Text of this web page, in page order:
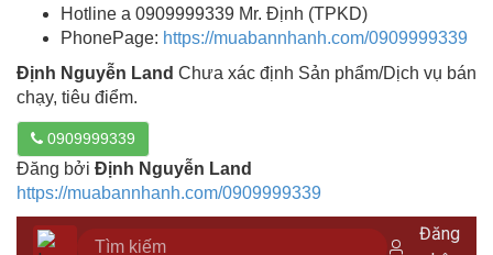
Hotline a 0909999339 Mr. Định (TPKD)
PhonePage: https://muabannhanh.com/0909999339
Định Nguyễn Land Chưa xác định Sản phẩm/Dịch vụ bán
chạy, tiêu điểm.
0909999339
Đăng bởi Định Nguyễn Land
https://muabannhanh.com/0909999339